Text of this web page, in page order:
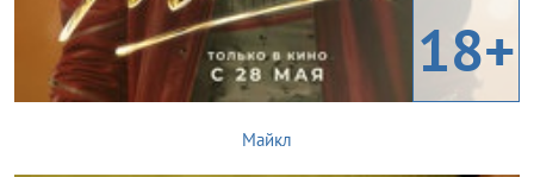
18+
Майкл